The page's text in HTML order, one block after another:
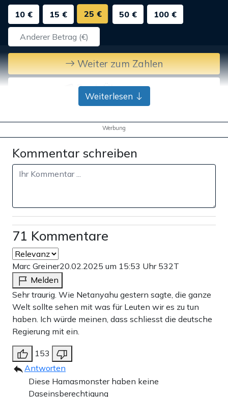
10 €
15 € 25 € 50 € 100 €
Weiter zum Zahlen
Bank-Überweisung
Weiterlesen
Werbung
Kommentar schreiben
71 Kommentare
Marc Greiner20.02.2025 um 15:53 Uhr 532T
Melden
Sehr traurig. Wie Netanyahu gestern sagte, die ganze
Welt sollte sehen mit was für Leuten wir es zu tun
haben. Ich würde meinen, dass schliesst die deutsche
Regierung mit ein.
153
Antworten
Diese Hamasmonster haben keine
Daseinsberechtigung